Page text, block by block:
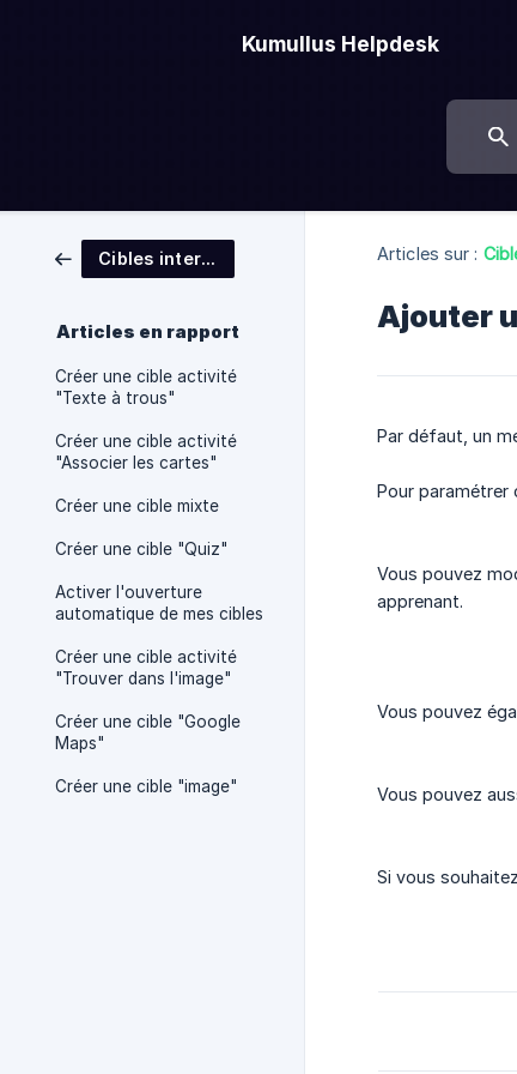
Kumullus Helpdesk
Cibles interactives
Articles en rapport
Créer une cible activité
"Texte à trous"
Créer une cible activité
"Associer les cartes"
Créer une cible mixte
Créer une cible "Quiz"
Activer l'ouverture
automatique de mes cibles
Créer une cible activité
"Trouver dans l'image"
Créer une cible "Google
Maps"
Créer une cible "image"
Articles sur :
Ajouter
Par défaut, un
Pour
Vous pouvez
apprenant.
Vous pouvez
Vous pouvez
Si vous souhaitez